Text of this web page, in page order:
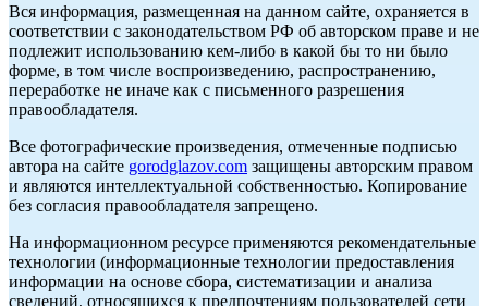
Вся информация, размещенная на данном сайте, охраняется в
соответствии с законодательством РФ об авторском праве и не
подлежит использованию кем-либо в какой бы то ни было
форме, в том числе воспроизведению, распространению,
переработке не иначе как с письменного разрешения
правообладателя.
Все фотографические произведения, отмеченные подписью
автора на сайте gorodglazov.com защищены авторским правом
и являются интеллектуальной собственностью. Копирование
без согласия правообладателя запрещено.
На информационном ресурсе применяются рекомендательные
технологии (информационные технологии предоставления
информации на основе сбора, систематизации и анализа
сведений, относящихся к предпочтениям пользователей сети